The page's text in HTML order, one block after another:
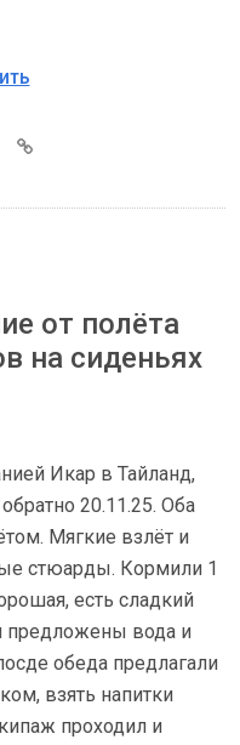
от полёта
на сиденьях
Икар в Тайланд,
20.11.25. Оба
Мягкие взлёт и
стюарды. Кормили 1
есть сладкий
предложены вода и
обеда предлагали
взять напитки
проходил и